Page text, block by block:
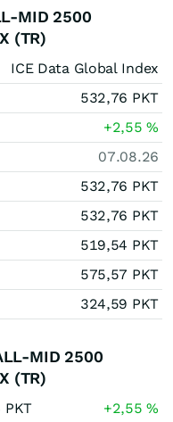
MID 2500
(TR)
ICE Data Global Index
532,76 PKT
+2,55%
07.08.26
532,76 PKT
532,76 PKT
519,54 PKT
575,57 PKT
324,59 PKT
MID 2500
(TR)
PKT +2,55%